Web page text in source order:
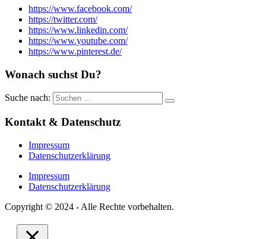
https://www.facebook.com/
https://twitter.com/
https://www.linkedin.com/
https://www.youtube.com/
https://www.pinterest.de/
Wonach suchst Du?
Suche nach:
Kontakt & Datenschutz
Impressum
Datenschutzerklärung
Impressum
Datenschutzerklärung
Copyright © 2024 - Alle Rechte vorbehalten.